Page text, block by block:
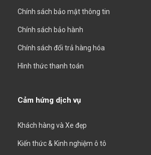
Chính sách bảo mật thông tin
Chính sách bảo hành
Chính sách đổi trả hàng hóa
Hình thức thanh toán
Cảm hứng dịch vụ
Khách hàng và Xe đẹp
Kiến thức & Kinh nghiệm ô tô